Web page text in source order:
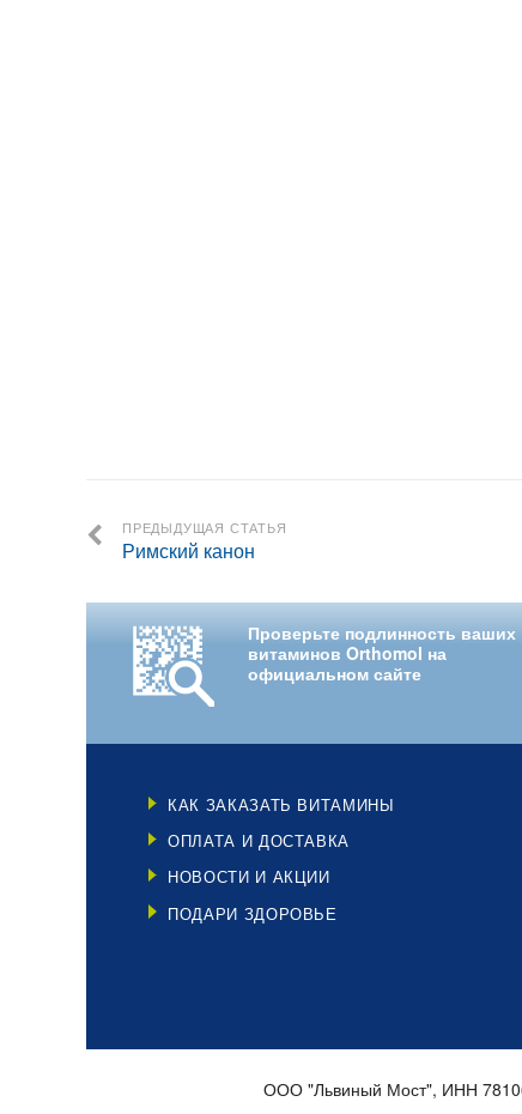
ПРЕДЫДУЩАЯ СТАТЬЯ
Римский канон
Проверьте подлинность ваших
витаминов Orthomol на
официальном сайте
КАК ЗАКАЗАТЬ ВИТАМИНЫ
ОПЛАТА И ДОСТАВКА
НОВОСТИ И АКЦИИ
ПОДАРИ ЗДОРОВЬЕ
ООО "Львиный Мост", ИНН